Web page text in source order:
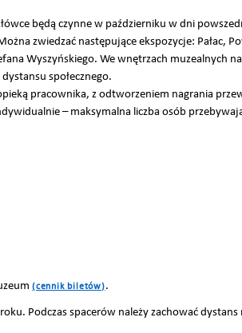
będą czynne w październiku w dni
zwiedzać następujące ekspozycje: Pałac,
Wyszyńskiego. We wnętrzach muzealnych
społecznego.
pracownika, z odtworzeniem nagrania
– maksymalna liczba osób
(cennik biletów).
Podczas spacerów należy zachować